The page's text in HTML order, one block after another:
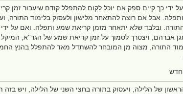
ידי כך קיים ספק אם יוכל לקום להתפלל קודם שיעבור זמן
אבל אם רוצה להתאחר מלישון ולעסוק בלימוד התורה,
ובלבד שלא יתאחר מזמן קריאת שמע ותפלה. ואם על
אברהם, ויצטרך לסמוך על זמן קריאת שמע של הגר''א, המיקל
התורה, מצוה מן המובחר להשתדל מאד להתפלל בהנץ
של הלילה, ויעסוק בתורה בחצי השני של הלילה, ויש